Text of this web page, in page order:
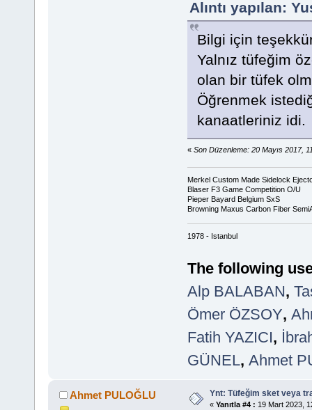
Alıntı yapılan:
Bilgi için
Yalnız tüfeğim
olan bir tüfek
Öğrenmek
kanaatleriniz idi.
« Son Düzenleme: 20 Mayıs 2017,
Merkel Custom Made Sidelock
Blaser F3 Game Competition O/U
Pieper Bayard Belgium SxS
Browning Maxus Carbon Fiber
1978 - Istanbul
The following
Alp BALABAN,
Ömer ÖZSOY,
Fatih YAZICI,
GÜNEL, Ahmet
Ahmet PULOĞLU Ynt: Tüfeğim sket veya
« Yanıtla #4 : 19 Mart 2023,